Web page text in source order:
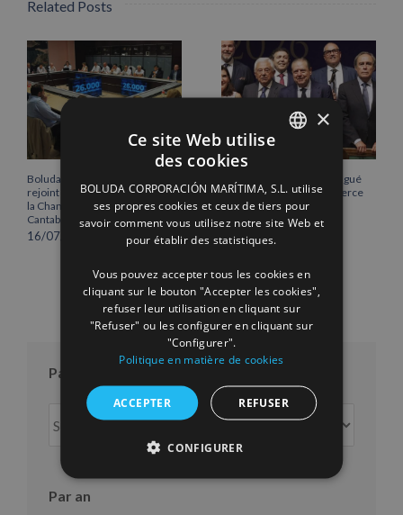
Related Posts
Boluda Corporación Marítima
rejoint l’Assemblée plénière de
la Chambre de commerce de
Cantabrie
16/07/2026
Vicente Boluda Fos distingué
par la Chambre de commerce
de Séville.
12/06/2026
Par mois
mois
Par an
ENGLISH
FRENCH
×
Ce site Web utilise
des cookies
BOLUDA CORPORACIÓN MARÍTIMA, S.L. utilise
ses propres cookies et ceux de tiers pour
savoir comment vous utilisez notre site Web et
pour établir des statistiques.
Vous pouvez accepter tous les cookies en
cliquant sur le bouton "Accepter les cookies",
refuser leur utilisation en cliquant sur
"Refuser" ou les configurer en cliquant sur
"Configurer".
Politique en matière de cookies
ACCEPTER REFUSER
CONFIGURER